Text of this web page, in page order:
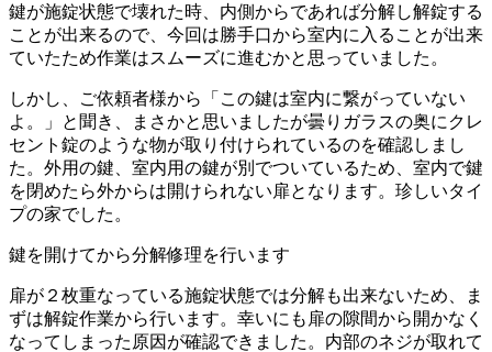
鍵が施錠状態で壊れた時、内側からであれば分解し解錠する
ことが出来るので、今回は勝手口から室内に入ることが出来
ていたため作業はスムーズに進むかと思っていました。
しかし、ご依頼者様から「この鍵は室内に繋がっていない
よ。」と聞き、まさかと思いましたが曇りガラスの奥にクレ
セント錠のような物が取り付けられているのを確認しまし
た。外用の鍵、室内用の鍵が別でついているため、室内で鍵
を閉めたら外からは開けられない扉となります。珍しいタイ
プの家でした。
鍵を開けてから分解修理を行います
扉が２枚重なっている施錠状態では分解も出来ないため、ま
ずは解錠作業から行います。幸いにも扉の隙間から開かなく
なってしまった原因が確認できました。内部のネジが取れて